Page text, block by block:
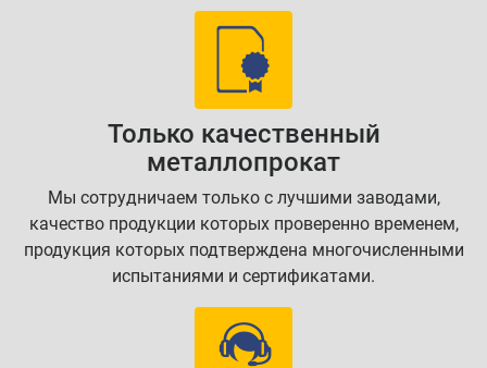
Только качественный
металлопрокат
Мы сотрудничаем только с лучшими заводами,
качество продукции которых проверенно временем,
продукция которых подтверждена многочисленными
испытаниями и сертификатами.